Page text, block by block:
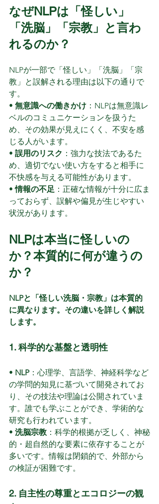
なぜNLPは「怪しい」
「洗脳」「宗教」と言わ
れるのか？
NLPが一部で「怪しい」「洗脳」「宗
教」と誤解される理由は以下の通りで
す。
• 無意識への働きかけ ：NLPは無意識レ
ベルのコミュニケーションを扱うた
め、その効果が見えにくく、不安を感
じる人がいます。
• 誤用のリスク ：強力な技法であるた
め、適切でない使い方をすると相手に
不快感を与える可能性があります。
• 情報の不足 ：正確な情報が十分に広ま
っておらず、誤解や偏見が生じやすい
状況があります。
NLPは本当に怪しいの
か？本質的に何が違うの
か？
NLPと「怪しい洗脳・宗教」は本質的
に異なります。その違いを詳しく解説
します。
1. 科学的な基盤と透明性
• NLP ：心理学、言語学、神経科学など
の学問的知見に基づいて開発されてお
り、その技法や理論は公開されていま
す。誰でも学ぶことができ、学術的な
研究も行われています。
• 洗脳宗教 ：科学的根拠が乏しく、神秘
的・超自然的な要素に依存することが
多いです。情報は閉鎖的で、外部から
の検証が困難です。
2. 自主性の尊重とエコロジーの観